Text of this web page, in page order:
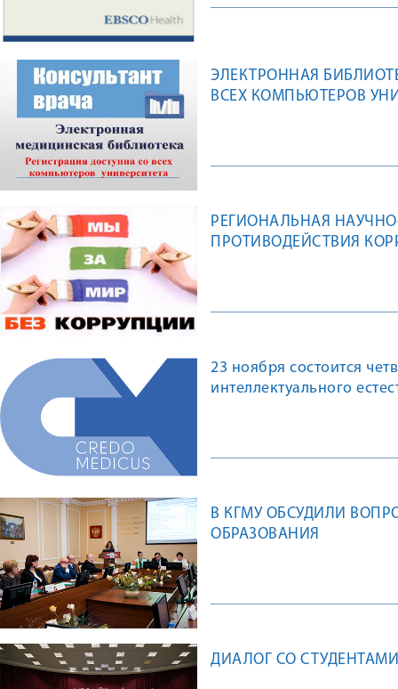
ЭЛЕКТРОННАЯ
ВСЕХ КОМПЬЮТЕРОВ
РЕГИОНАЛЬНАЯ
ПРОТИВОДЕЙСТВИЯ
23 ноября состоится
интеллектуального
В КГМУ ОБСУДИЛИ
ОБРАЗОВАНИЯ
ДИАЛОГ СО